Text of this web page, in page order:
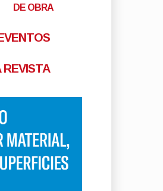
DE OBRA